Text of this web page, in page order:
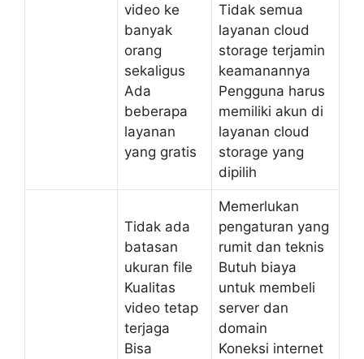
video ke
banyak
orang
sekaligus
Ada
beberapa
layanan
yang gratis
Tidak semua
layanan cloud
storage terjamin
keamanannya
Pengguna harus
memiliki akun di
layanan cloud
storage yang
dipilih
Tidak ada
batasan
ukuran file
Kualitas
video tetap
terjaga
Bisa
Memerlukan
pengaturan yang
rumit dan teknis
Butuh biaya
untuk membeli
server dan
domain
Koneksi internet